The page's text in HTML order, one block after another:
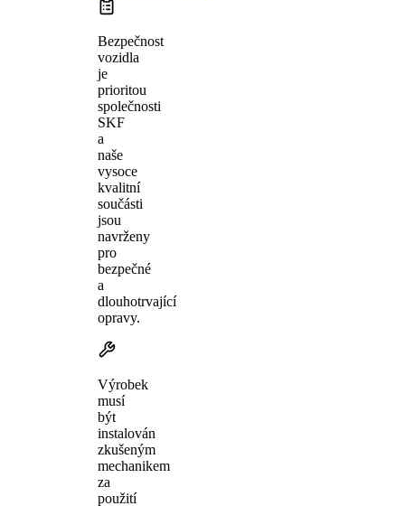
Bezpečnost
vozidla
je
prioritou
společnosti
SKF
a
naše
vysoce
kvalitní
součásti
jsou
navrženy
pro
bezpečné
a
dlouhotrvající
opravy.
Výrobek
musí
být
instalován
zkušeným
mechanikem
za
použití